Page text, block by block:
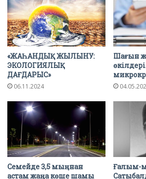
«ЖАҺАНДЫҚ ЖЫЛЫНУ:
ЭКОЛОГИЯЛЫҚ
ДАҒДАРЫС»
06.11.2024
Шағын
Семейде 3,5 мыңнан
астам жаңа көше шамы
Ғалым-